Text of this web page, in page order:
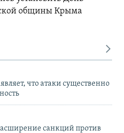
общины Крыма
что атаки существенно
санкций против